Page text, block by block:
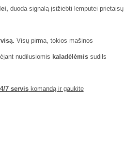
duoda signalą įsižiebti lemputei prietaisų
Visų pirma, tokios mašinos
nudilusiomis kaladėlėmissudils
7 serviskomandą ir gaukite